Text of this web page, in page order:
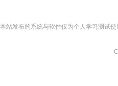
本站发布的系统与软件仅为个人学习测试